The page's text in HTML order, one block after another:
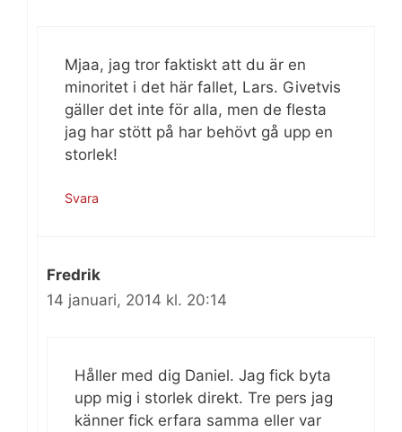
Mjaa, jag tror faktiskt att du är en
minoritet i det här fallet, Lars. Givetvis
gäller det inte för alla, men de flesta
jag har stött på har behövt gå upp en
storlek!
Svara
Fredrik
14 januari, 2014 kl. 20:14
Håller med dig Daniel. Jag fick byta
upp mig i storlek direkt. Tre pers jag
känner fick erfara samma eller var